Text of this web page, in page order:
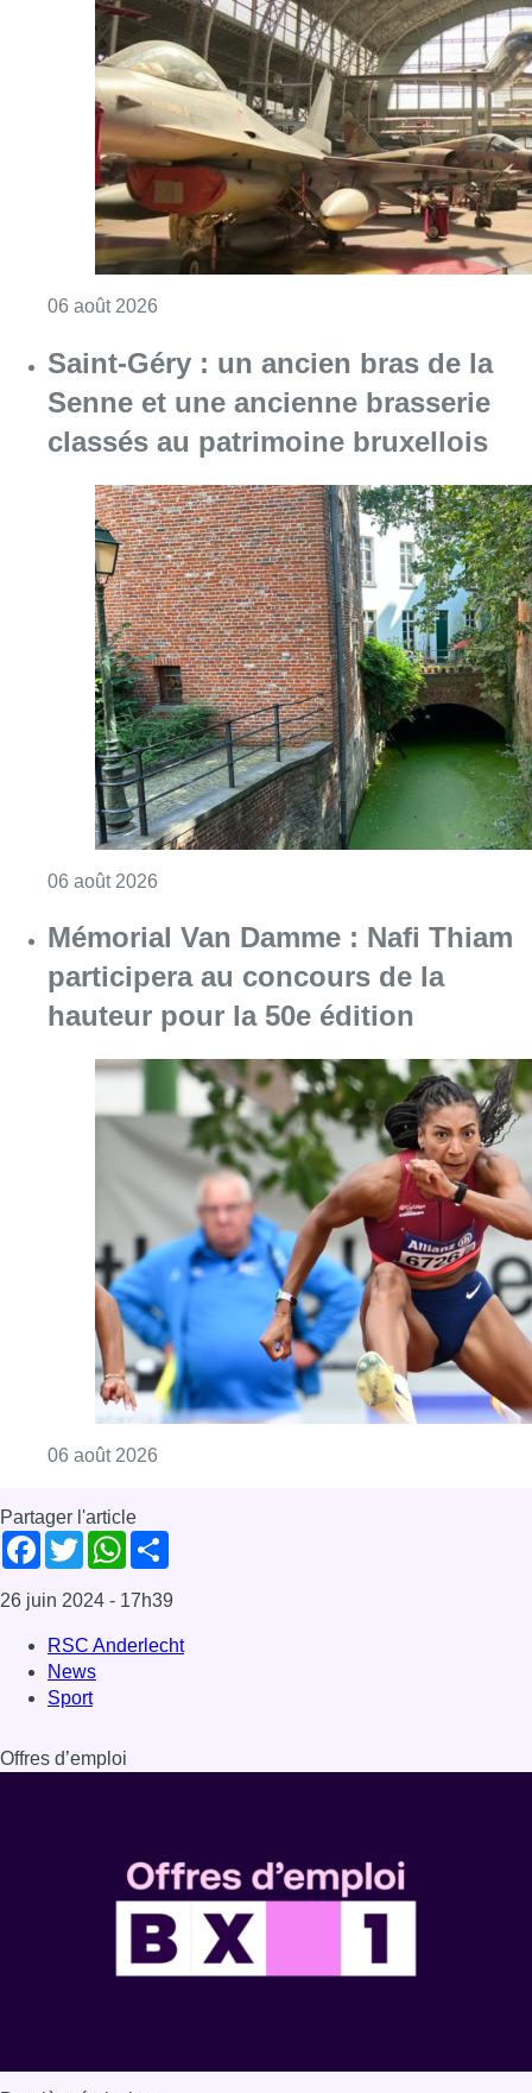
06 août 2026 Consulter l'article "À Bruxelles, le blocus
Saint-Géry : un ancien bras de la
Senne et une ancienne brasserie
classés au patrimoine bruxellois
06 août 2026Consulter l'article "Saint-Géry : un ancien
Mémorial Van Damme : Nafi Thiam
participera au concours de la
hauteur pour la 50e édition
06 août 2026 Consulter l'article "Mémorial Van Damme :
FacebookTwitterWhatsApp
Share
26 juin 2024 - 17h39
RSC Anderlecht
News
Offres d’emploi